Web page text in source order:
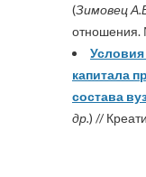
(Зимовец
отношения.
капитала
состава
др.) //